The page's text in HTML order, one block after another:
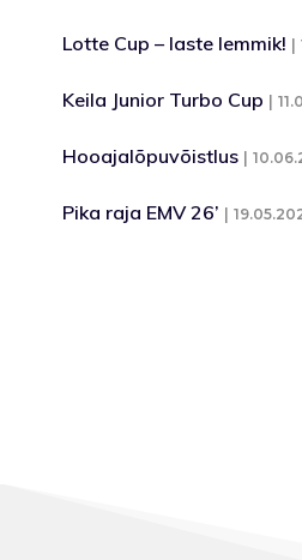
Lotte Cup – laste lemmik!
Keila Junior Turbo Cup
Hooajalõpuvõistlus
Pika raja EMV 26’